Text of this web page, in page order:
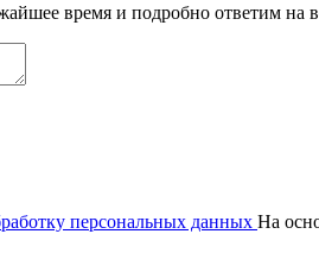
время и подробно ответим на
персональных данных На